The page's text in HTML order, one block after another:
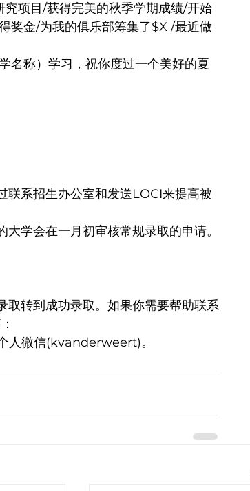
项目/获得完美的秋季学期成绩/开始
奖金/为我的俱乐部筹集了$X /最近做
名称）学习，祝你度过一个美好的夏
联系招生办公室和发送LOCI来提高被
大学会在一月初审核常规录取的申请。
取转到成功录取。如果你需要帮助联系
微信(kvanderweert)。